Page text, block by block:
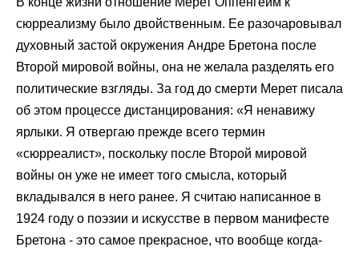
сюрреализму было двойственным. Ее разочаровывал
духовный застой окружения Андре Бретона после
Второй мировой войны, она не желала разделять его
политические взгляды. За год до смерти Мерет писала
об этом процессе дистанцирования: «Я ненавижу
ярлыки. Я отвергаю прежде всего термин
«сюрреалист», поскольку после Второй мировой
войны он уже не имеет того смысла, который
вкладывался в него ранее. Я считаю написанное в
1924 году о поэзии и искусстве в первом манифесте
Бретона - это самое прекрасное, что вообще когда-